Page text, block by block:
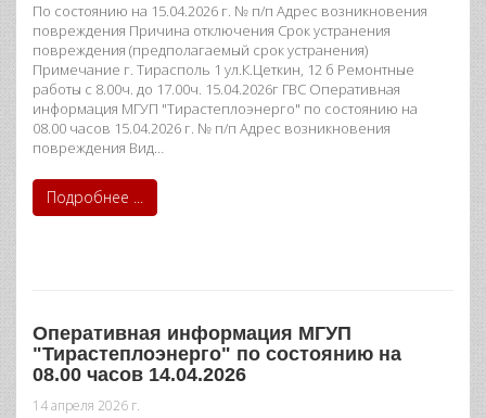
По состоянию на 15.04.2026 г. № п/п Адрес возникновения
повреждения Причина отключения Срок устранения
повреждения (предполагаемый срок устранения)
Примечание г. Тирасполь 1 ул.К.Цеткин, 12 б Ремонтные
работы с 8.00ч. до 17.00ч. 15.04.2026г ГВС Оперативная
информация МГУП "Тирастеплоэнерго" по состоянию на
08.00 часов 15.04.2026 г. № п/п Адрес возникновения
повреждения Вид…
Подробнее ...
Оперативная информация МГУП
"Тирастеплоэнерго" по состоянию на
08.00 часов 14.04.2026
14 апреля 2026 г.